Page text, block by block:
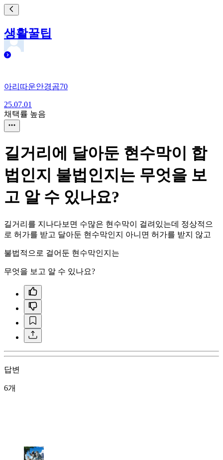
생활꿀팁
아리따운안경곰70
25.07.01
채택률 높음
길거리에 달아둔 현수막이 합
법인지 불법인지는 무엇을 보
고 알 수 있나요?
길거리를 지나다보면 수많은 현수막이 걸려있는데 정상적으
로 허가를 받고 달아둔 현수막인지 아니면 허가를 받지 않고
불법적으로 걸어둔 현수막인지는
무엇을 보고 알 수 있나요?
답변
6개